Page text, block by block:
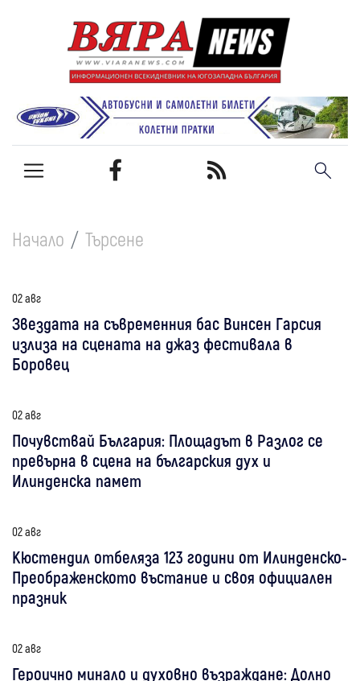
Начало Търсене
02 авг
Звездата на съвременния бас Винсен Гарсия
излиза на сцената на джаз фестивала в
Боровец
02 авг
Почувствай България: Площадът в Разлог се
превърна в сцена на българския дух и
Илинденска памет
02 авг
Кюстендил отбеляза 123 години от Илинденско-
Преображенското въстание и своя официален
празник
02 авг
Героично минало и духовно възраждане: Долно